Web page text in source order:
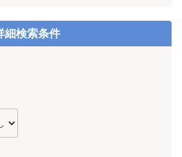
細検索条件